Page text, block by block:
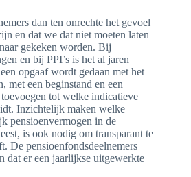
dan ten onrechte het gevoel
en dat we dat niet moeten laten
gekeken worden. Bij
en bij PPI’s is het al jaren
opgaaf wordt gedaan met het
met een beginstand en een
tot welke indicatieve
Inzichtelijk maken welke
pensioenvermogen in de
is ook nodig om transparant te
De pensioenfondsdeelnemers
dat er een jaarlijkse uitgewerkte